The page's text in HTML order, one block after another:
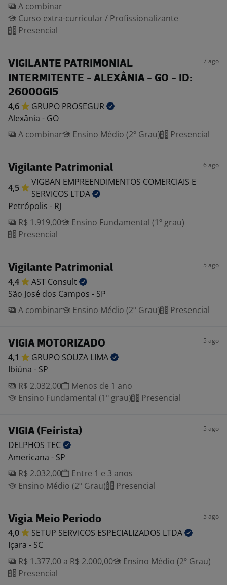
A combinar
Curso extra-curricular / Profissionalizante
Presencial
VIGILANTE PATRIMONIAL
INTERMITENTE - ALEXÂNIA - GO - ID:
26000GI5
7 ago
4,6 GRUPO PROSEGUR
Alexânia - GO
A combinar
Ensino Médio (2º Grau) Presencial
Vigilante Patrimonial 6 ago
4,5
VIGBAN EMPREENDIMENTOS COMERCIAIS E
SERVICOS LTDA
Petrópolis - RJ
R$ 1.919,00
Ensino Fundamental (1º grau)
Presencial
Vigilante Patrimonial 5 ago
4,4 AST Consult
São José dos Campos - SP
A combinar
Ensino Médio (2º Grau) Presencial
VIGIA MOTORIZADO 5 ago
4,1 GRUPO SOUZA LIMA
Ibiúna - SP
R$ 2.032,00
Menos de 1 ano
Ensino Fundamental (1º grau)
Presencial
VIGIA (Feirista) 5 ago
DELPHOS TEC
Americana - SP
R$ 2.032,00
Entre 1 e 3 anos
Ensino Médio (2º Grau)
Presencial
Vigia Meio Periodo 5 ago
4,0 SETUP SERVICOS ESPECIALIZADOS LTDA
Içara - SC
R$ 1.377,00 a R$ 2.000,00
Ensino Médio (2º Grau)
Presencial